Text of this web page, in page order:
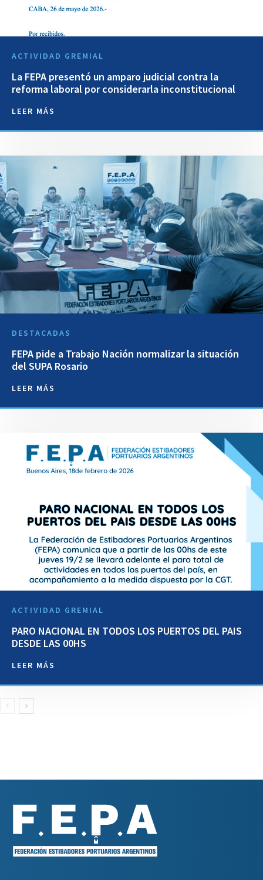
ACTIVIDAD GREMIAL
La FEPA presentó un amparo judicial contra la
reforma laboral por considerarla inconstitucional
LEER MÁS
DESTACADAS
FEPA pide a Trabajo Nación normalizar la situación
del SUPA Rosario
LEER MÁS
ACTIVIDAD GREMIAL
PARO NACIONAL EN TODOS LOS PUERTOS DEL PAIS
DESDE LAS 00HS
LEER MÁS